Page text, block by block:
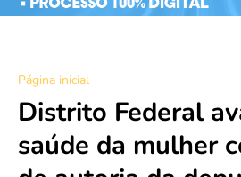
Página inicial
Distrito Federal
saúde da mulher